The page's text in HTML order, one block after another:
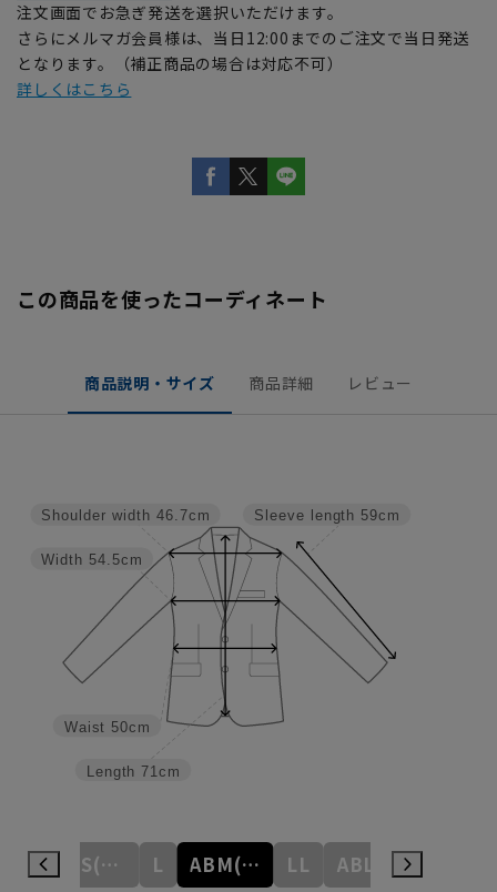
注文画面でお急ぎ発送を選択いただけます。
さらにメルマガ会員様は、当日12:00までのご注文で当日発送
となります。（補正商品の場合は対応不可）
詳しくはこちら
この商品を使ったコーディネート
商品説明・サイズ 商品詳細 レビュー
Sleeve length 59cm
Length 71cm
Waist 50cm
Width 54.5cm
Shoulder width 46.7cm
ABS(WideS) L ABM(WideM) LL